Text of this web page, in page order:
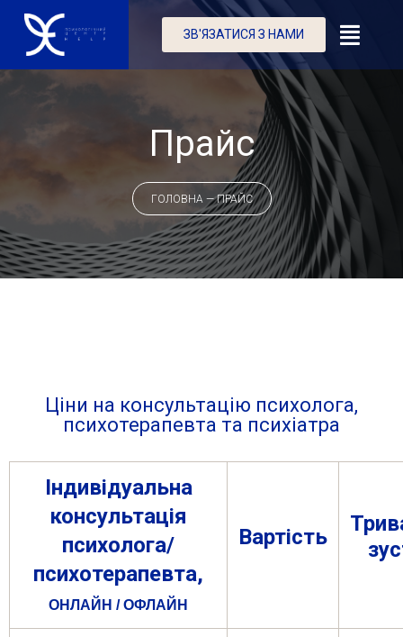
ЗВ'ЯЗАТИСЯ З НАМИ
Прайс
ГОЛОВНА —ПРАЙС
Ціни на консультацію психолога,
психотерапевта та психіатра
Індивідуальна
консультація
психолога/
психотерапевта,
ОНЛАЙН / ОФЛАЙН
Вартість